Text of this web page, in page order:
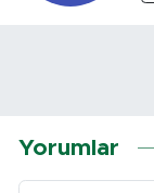
Yorumlar